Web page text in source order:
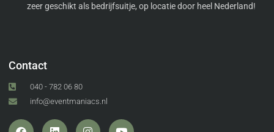
zeer geschikt als bedrijfsuitje, op locatie door heel Nederland!
Contact
040 - 782 06 80
info@eventmaniacs.nl